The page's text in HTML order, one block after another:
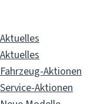
Aktuelles
Aktuelles
Fahrzeug-Aktionen
Service-Aktionen